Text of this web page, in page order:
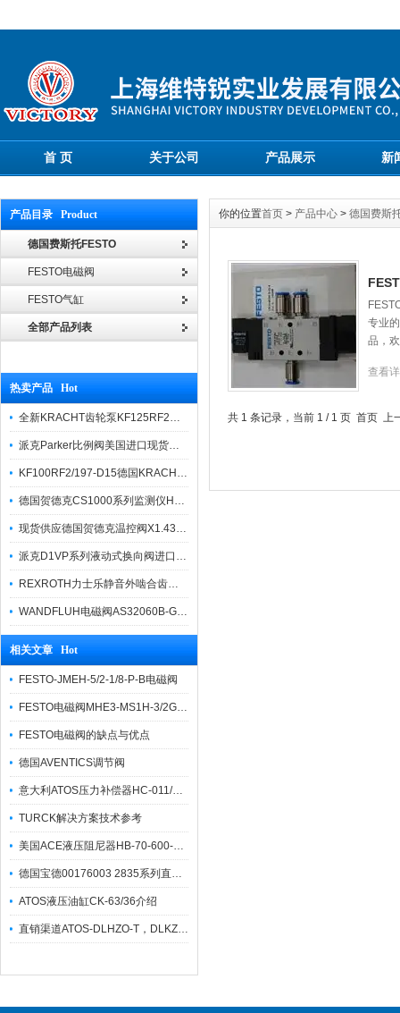
首 页 关于公司 产品展示 新
产品目录 Product
德国费斯托FESTO
FESTO电磁阀
FESTO气缸
全部产品列表
热卖产品 Hot
全新KRACHT齿轮泵KF125RF2选型样本
派克Parker比例阀美国进口现货报价
KF100RF2/197-D15德国KRACHT克拉克原装齿轮泵
德国贺德克CS1000系列监测仪HYDAC
现货供应德国贺德克温控阀X1.437.25.100
派克D1VP系列液动式换向阀进口产品报价
REXROTH力士乐静音外啮合齿轮泵AZPT现货
WANDFLUH电磁阀AS32060B-G24授权代理商
相关文章 Hot
FESTO-JMEH-5/2-1/8-P-B电磁阀
FESTO电磁阀MHE3-MS1H-3/2G-1/8-K安装与使用
FESTO电磁阀的缺点与优点
德国AVENTICS调节阀
意大利ATOS压力补偿器HC-011/30/M 20产品结构及特点介绍
TURCK解决方案技术参考
美国ACE液压阻尼器HB-70-600-ED-N使用维护
德国宝德00176003 2835系列直动式电磁阀灵敏度高
ATOS液压油缸CK-63/36介绍
直销渠道ATOS-DLHZO-T，DLKZO-T伺服比例换向阀
你的位置首页 > 产品中心 > 德国费斯
专业
品，
查看
共 1 条记录，当前 1 / 1 页 首页